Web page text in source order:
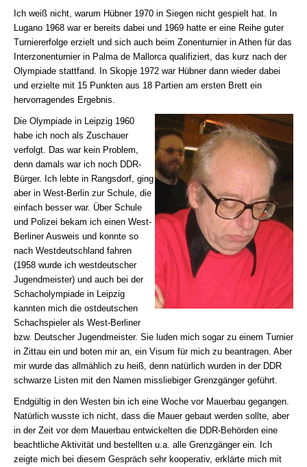
Ich weiß nicht, warum Hübner 1970 in Siegen nicht gespielt hat. In
Lugano 1968 war er bereits dabei und 1969 hatte er eine Reihe guter
Turniererfolge erzielt und sich auch beim Zonenturnier in Athen für das
Interzonenturnier in Palma de Mallorca qualifiziert, das kurz nach der
Olympiade stattfand. In Skopje 1972 war Hübner dann wieder dabei
und erzielte mit 15 Punkten aus 18 Partien am ersten Brett ein
hervorragendes Ergebnis.
Die Olympiade in Leipzig 1960
habe ich noch als Zuschauer
verfolgt. Das war kein Problem,
denn damals war ich noch DDR-
Bürger. Ich lebte in Rangsdorf, ging
aber in West-Berlin zur Schule, die
einfach besser war. Über Schule
und Polizei bekam ich einen West-
Berliner Ausweis und konnte so
nach Westdeutschland fahren
(1958 wurde ich westdeutscher
Jugendmeister) und auch bei der
Schacholympiade in Leipzig
kannten mich die ostdeutschen
Schachspieler als West-Berliner
bzw. Deutscher Jugendmeister. Sie luden mich sogar zu einem Turnier
in Zittau ein und boten mir an, ein Visum für mich zu beantragen. Aber
mir wurde das allmählich zu heiß, denn natürlich wurden in der DDR
schwarze Listen mit den Namen missliebiger Grenzgänger geführt.
Endgültig in den Westen bin ich eine Woche vor Mauerbau gegangen.
Natürlich wusste ich nicht, dass die Mauer gebaut werden sollte, aber
in der Zeit vor dem Mauerbau entwickelten die DDR-Behörden eine
beachtliche Aktivität und bestellten u.a. alle Grenzgänger ein. Ich
zeigte mich bei diesem Gespräch sehr kooperativ, erklärte mich mit